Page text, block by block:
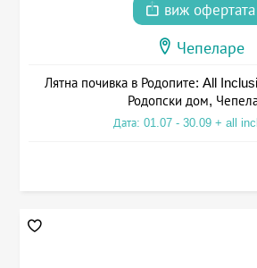
виж офертата
Чепеларе
Лятна почивка в Родопите: All
Родопски дом,
Дата: 01.07 - 30.09 + all